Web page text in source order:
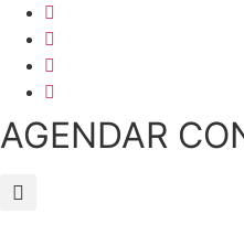
Skip
content
AGENDAR